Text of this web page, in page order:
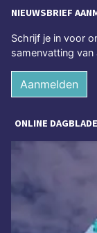
NIEUWSBRIEF
Schrijf je in voor
samenvatting van
Aanmelden
ONLINE